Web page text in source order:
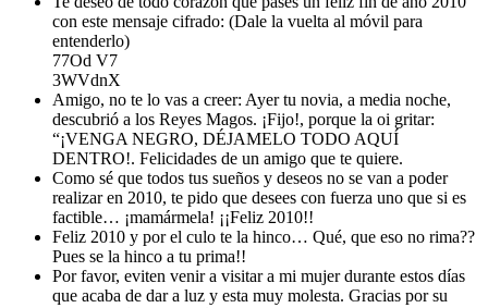
con este mensaje cifrado: (Dale la vuelta al móvil para
entenderlo)
77Od V7
3WVdnX
Amigo, no te lo vas a creer: Ayer tu novia, a media noche,
descubrió a los Reyes Magos. ¡Fijo!, porque la oi gritar:
“¡VENGA NEGRO, DÉJAMELO TODO AQUÍ
DENTRO!. Felicidades de un amigo que te quiere.
Como sé que todos tus sueños y deseos no se van a poder
realizar en 2010, te pido que desees con fuerza uno que si es
factible… ¡mamármela! ¡¡Feliz 2010!!
Feliz 2010 y por el culo te la hinco… Qué, que eso no rima??
Pues se la hinco a tu prima!!
Por favor, eviten venir a visitar a mi mujer durante estos días
que acaba de dar a luz y esta muy molesta. Gracias por su